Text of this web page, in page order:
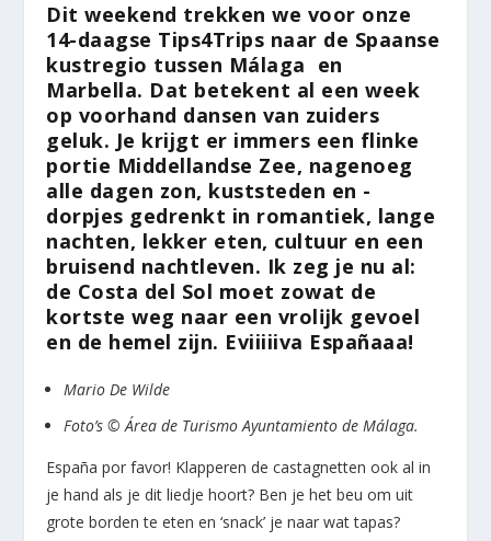
Dit weekend trekken we voor onze
14-daagse Tips4Trips naar de Spaanse
kustregio tussen Málaga en
Marbella. Dat betekent al een week
op voorhand dansen van zuiders
geluk. Je krijgt er immers een flinke
portie Middellandse Zee, nagenoeg
alle dagen zon, kuststeden en -
dorpjes gedrenkt in romantiek, lange
nachten, lekker eten, cultuur en een
bruisend nachtleven. Ik zeg je nu al:
de Costa del Sol moet zowat de
kortste weg naar een vrolĳk gevoel
en de hemel zijn. Eviiiiiva Españaaa!
Mario De Wilde
Foto’s © Área de Turismo Ayuntamiento de Málaga.
España por favor! Klapperen de castagnetten ook al in
je hand als je dit liedje hoort? Ben je het beu om uit
grote borden te eten en ‘snack’ je naar wat tapas?